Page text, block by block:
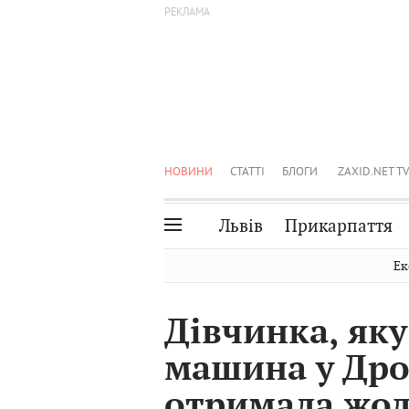
НОВИНИ СТАТТІ БЛОГИ ZAXID.NET TV
Львів Прикарпаття
Волинь
Чернівці
Шептицький
Дівчинка,
машина у